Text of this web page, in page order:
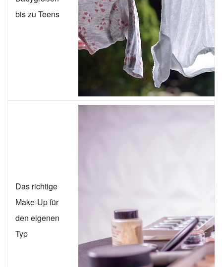
bis zu Teens
Das richtige
Make-Up für
den eigenen
Typ